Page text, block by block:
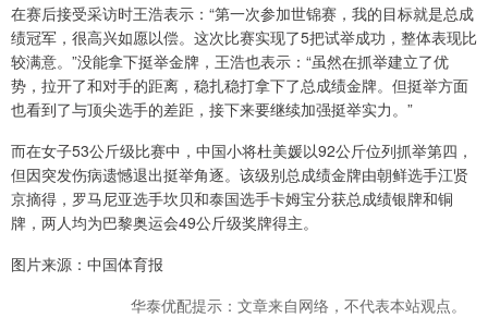
在赛后接受采访时王浩表示：“第一次参加世锦赛，我的目标就是总成
绩冠军，很高兴如愿以偿。这次比赛实现了5把试举成功，整体表现比
较满意。”没能拿下挺举金牌，王浩也表示：“虽然在抓举建立了优
势，拉开了和对手的距离，稳扎稳打拿下了总成绩金牌。但挺举方面
也看到了与顶尖选手的差距，接下来要继续加强挺举实力。”
而在女子53公斤级比赛中，中国小将杜美媛以92公斤位列抓举第四，
但因突发伤病遗憾退出挺举角逐。该级别总成绩金牌由朝鲜选手江贤
京摘得，罗马尼亚选手坎贝和泰国选手卡姆宝分获总成绩银牌和铜
牌，两人均为巴黎奥运会49公斤级奖牌得主。
图片来源：中国体育报
华泰优配提示：文章来自网络，不代表本站观点。